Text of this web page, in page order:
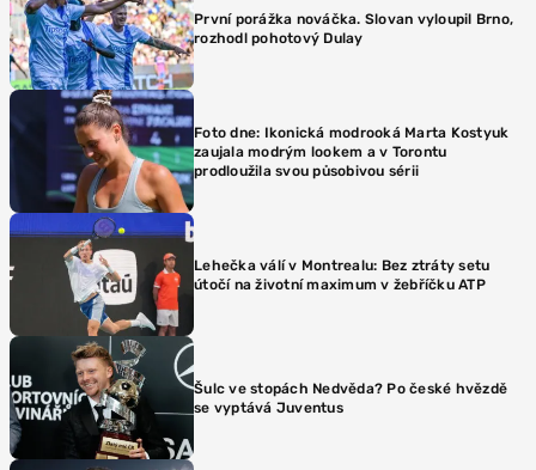
První porážka nováčka. Slovan vyloupil Brno,
rozhodl pohotový Dulay
Foto dne: Ikonická modrooká Marta Kostyuk
zaujala modrým lookem a v Torontu
prodloužila svou působivou sérii
Lehečka válí v Montrealu: Bez ztráty setu
útočí na životní maximum v žebříčku ATP
Šulc ve stopách Nedvěda? Po české hvězdě
se vyptává Juventus